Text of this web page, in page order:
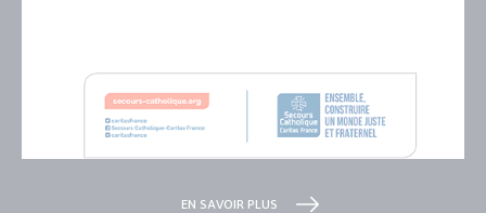
EN SAVOIR PLUS